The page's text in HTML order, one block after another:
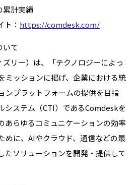
累計実績
ト： https://comdesk.com/
て
リー）は、「テクノロジーによっ
ミッションに掲げ、企業における統
ンプラットフォームの提供を目指
システム（CTI）であるComdeskを
あらゆるコミュニケーションの効率
めに、AIやクラウド、通信などの最
たソリューションを開発・提供して